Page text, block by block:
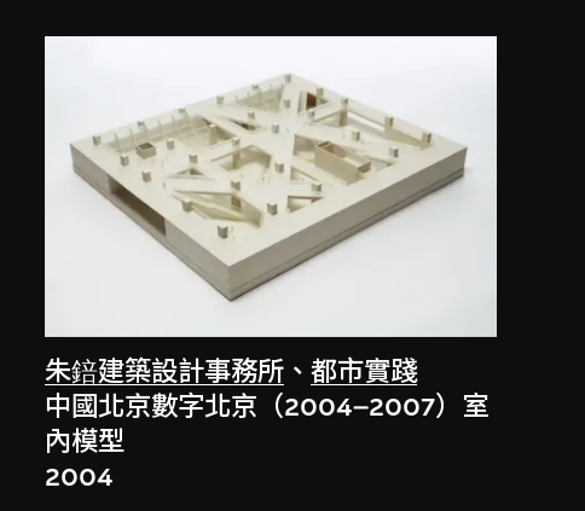
朱錇建築設計事務所 、都市實踐
中國北京數字北京（2004–2007）室
內模型
2004